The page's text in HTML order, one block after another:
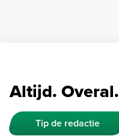
Altijd. Overal.
Tip de redactie